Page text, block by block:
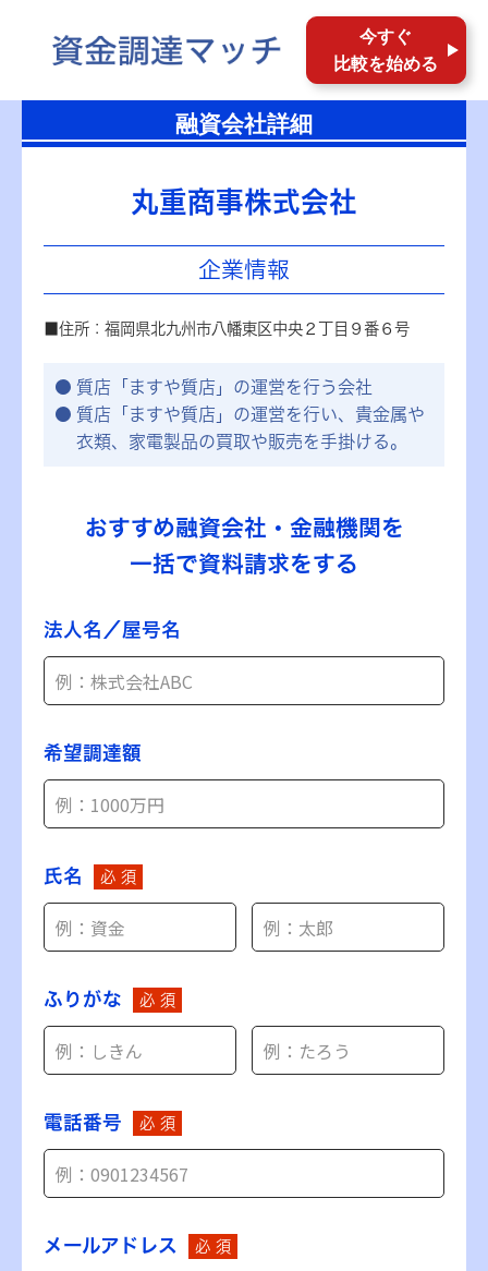
今すぐ
比較を始める
融資会社詳細
丸重商事株式会社
企業情報
■住所：福岡県北九州市八幡東区中央２丁目９番６号
質店「ますや質店」の運営を行う会社
質店「ますや質店」の運営を行い、貴金属や
衣類、家電製品の買取や販売を手掛ける。
おすすめ融資会社・金融機関を
一括で資料請求をする
法人名／屋号名
希望調達額
氏名 必 須
ふりがな 必 須
電話番号 必 須
メールアドレス 必 須